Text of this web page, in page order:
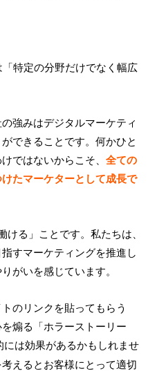
特定の分野だけでなく幅広
強みはデジタルマーケティ
できることです。何かひと
ではないからこそ、全ての
たマーケターとして成長で
ける」ことです。私たちは、
すマーケティングを推進し
がいを感じています。
のリンクを貼ってもらう
煽る「ホラーストーリー
には効果があるかもしれませ
えるとお客様にとって適切